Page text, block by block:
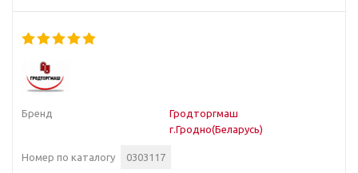
Бренд
Гродторгмаш
г.Гродно(Беларусь)
Номер по каталогу 0303117